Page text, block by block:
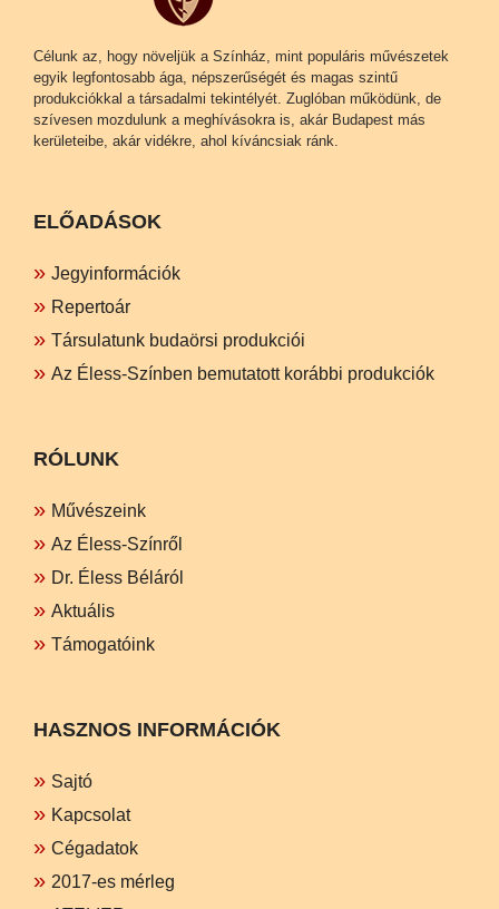
Célunk az, hogy növeljük a Színház, mint populáris művészetek
egyik legfontosabb ága, népszerűségét és magas szintű
produkciókkal a társadalmi tekintélyét. Zuglóban működünk, de
szívesen mozdulunk a meghívásokra is, akár Budapest más
kerületeibe, akár vidékre, ahol kíváncsiak ránk.
ELŐADÁSOK
Jegyinformációk
Repertoár
Társulatunk budaörsi produkciói
Az Éless-Színben bemutatott korábbi produkciók
RÓLUNK
Művészeink
Az Éless-Színről
Dr. Éless Béláról
Aktuális
Támogatóink
HASZNOS INFORMÁCIÓK
Sajtó
Kapcsolat
Cégadatok
2017-es mérleg